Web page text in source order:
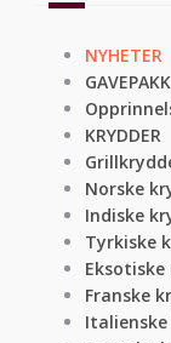
NYHETER
KRYDDER
Norske
Indiske
Tyrkiske
Franske